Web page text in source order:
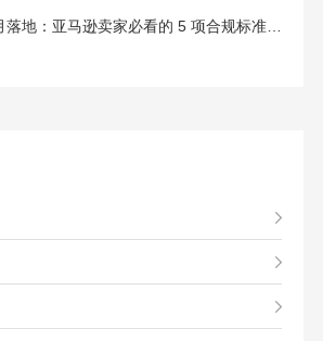
美国 301 关税 7 月落地：亚马逊卖家必看的 5 项合规标准与稳交付方案